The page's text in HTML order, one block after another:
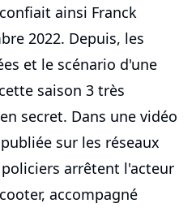
ainsi Franck
2022. Depuis, les
et le scénario d'une
saison 3 très
secret. Dans une vidéo
sur les réseaux
arrêtent l'acteur
accompagné